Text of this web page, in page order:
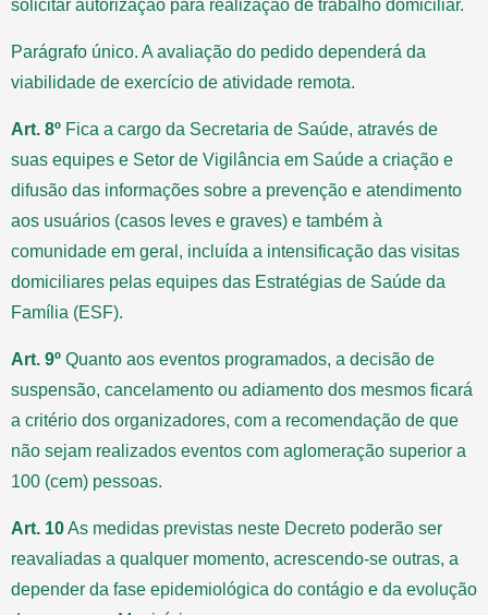
solicitar autorização para realização de trabalho domiciliar.
Parágrafo único. A avaliação do pedido dependerá da
viabilidade de exercício de atividade remota.
Art. 8º Fica a cargo da Secretaria de Saúde, através de
suas equipes e Setor de Vigilância em Saúde a criação e
difusão das informações sobre a prevenção e atendimento
aos usuários (casos leves e graves) e também à
comunidade em geral, incluída a intensificação das visitas
domiciliares pelas equipes das Estratégias de Saúde da
Família (ESF).
Art. 9º Quanto aos eventos programados, a decisão de
suspensão, cancelamento ou adiamento dos mesmos ficará
a critério dos organizadores, com a recomendação de que
não sejam realizados eventos com aglomeração superior a
100 (cem) pessoas.
Art. 10As medidas previstas neste Decreto poderão ser
reavaliadas a qualquer momento, acrescendo-se outras, a
depender da fase epidemiológica do contágio e da evolução